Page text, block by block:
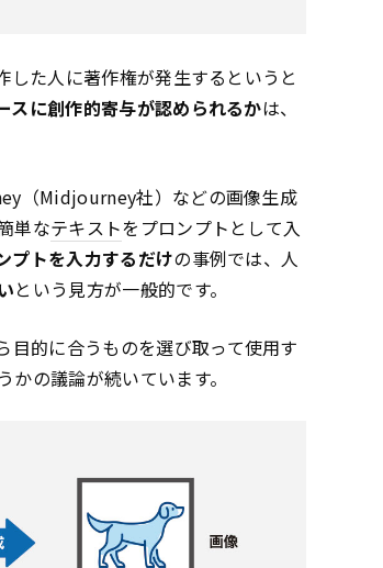
た人に著作権が発生するというと
スに創作的寄与が認められるかは、
（Midjourney社）などの画像生成
単なテキストをプロンプトとして入
プトを入力するだけの事例では、人
という見方が一般的です。
目的に合うものを選び取って使用す
の議論が続いています。